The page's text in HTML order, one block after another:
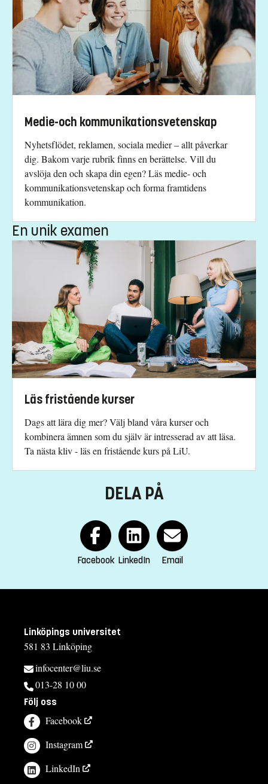
Akademiska poäng grundnivå
Studieavgift
26900 kr - OBS! Gäller bara studenter utanför EU/EES och
Schweiz.
Har du frågor om kursen, kontakta oss.
Christian Svensson Limsjö
+4613282342
Gunilla Christiansen
gunilla.christiansen@liu.se
Jenny Hallén
jenny.hallen@liu.se
Medie-och kommunikationsvetenskap
Nyhetsflödet, reklamen, sociala medier – allt påverkar
dig. Bakom varje rubrik finns en berättelse. Vill du
avslöja den och skapa din egen? Läs medie- och
kommunikationsvetenskap och forma framtidens
kommunikation.
En unik examen
Läs fristående kurser
Dags att lära dig mer? Välj bland våra kurser och
kombinera ämnen som du själv är intresserad av att läsa.
Ta nästa kliv - läs en fristående kurs på LiU.
DELA PÅ
Facebook LinkedIn Email
Linköpings universitet
581 83 Linköping
infocenter@liu.se
013-28 10 00
Följ oss
Facebook
Instagram
LinkedIn